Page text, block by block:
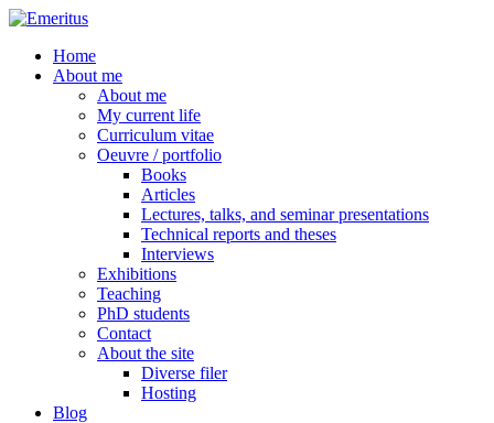
Skip
main
content
search
Menu
Home
About me
About me
My current life
Curriculum vitae
Oeuvre / portfolio
Books
Articles
Lectures, talks, and seminar presentations
Technical reports and theses
Interviews
Exhibitions
Teaching
PhD students
Contact
About the site
Diverse filer
Hosting
Blog